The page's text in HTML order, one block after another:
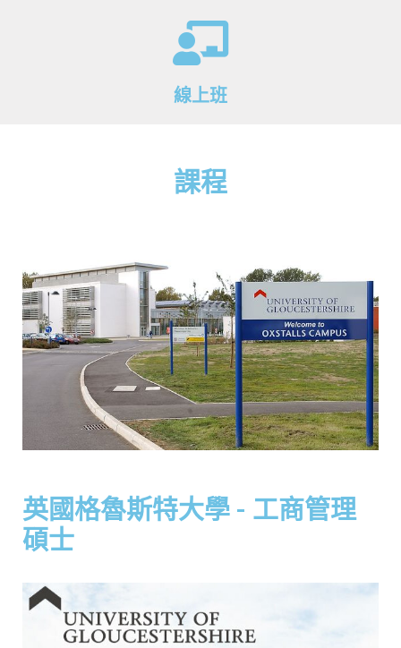
線上班
課程
英國格魯斯特大學 - 工商管理
碩士